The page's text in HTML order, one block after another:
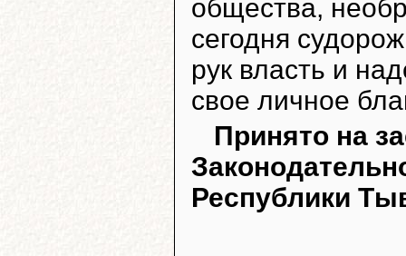
общества,
сегодня
рук власть и
свое личное
Принято на
Республики